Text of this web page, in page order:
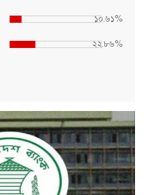
১০.৬১%
২২.৮৬%